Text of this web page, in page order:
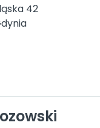
42